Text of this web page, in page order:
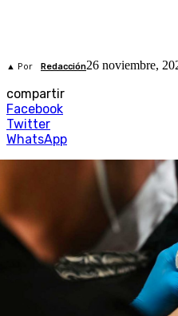
▲ Por Redacción26 noviembre,
compartir
Facebook
Twitter
WhatsApp